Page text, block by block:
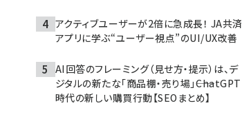
アクティブユーザーが2倍に急成長！ JA共済
アプリに学ぶ“ユーザー視点”のUI/UX改善
AI回答のフレーミング（見せ方・提示）は、デ
ジタルの新たな「商品棚・売り場」――ChatGPT
時代の新しい購買行動【SEOまとめ】